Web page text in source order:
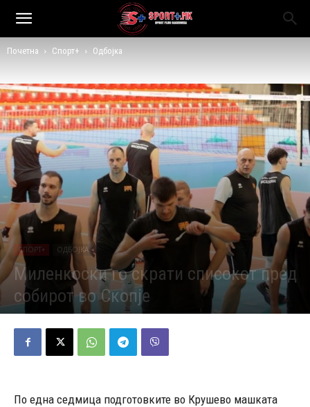
Почетна Спорт+ Одбојка
СПОРТ+ ОДБОЈКА
Миленкоски го скрати списокот пред
собирот во Скопје
Објавено од Андреј Велјаноски - 14/05/2026 436
По една седмица подготовките во Крушево машката